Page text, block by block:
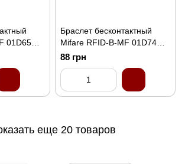
01D65
Браслет бесконтактный
Mifare RFID-B-MF 01D74
blue
88 грн
еще 20 товаров